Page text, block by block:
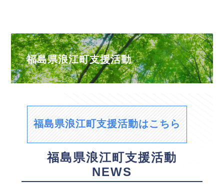
福島県浪江町支援活動
福島県浪江町支援活動はこちら
福島県浪江町支援活動
NEWS